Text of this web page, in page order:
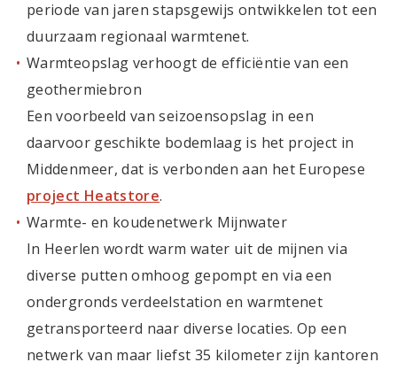
periode van jaren stapsgewijs ontwikkelen tot een
duurzaam regionaal warmtenet.
Warmteopslag verhoogt de efficiëntie van een
geothermiebron
Een voorbeeld van seizoensopslag in een
daarvoor geschikte bodemlaag is het project in
Middenmeer, dat is verbonden aan het Europese
project Heatstore.
Warmte- en koudenetwerk Mijnwater
In Heerlen wordt warm water uit de mijnen via
diverse putten omhoog gepompt en via een
ondergronds verdeelstation en warmtenet
getransporteerd naar diverse locaties. Op een
netwerk van maar liefst 35 kilometer zijn kantoren